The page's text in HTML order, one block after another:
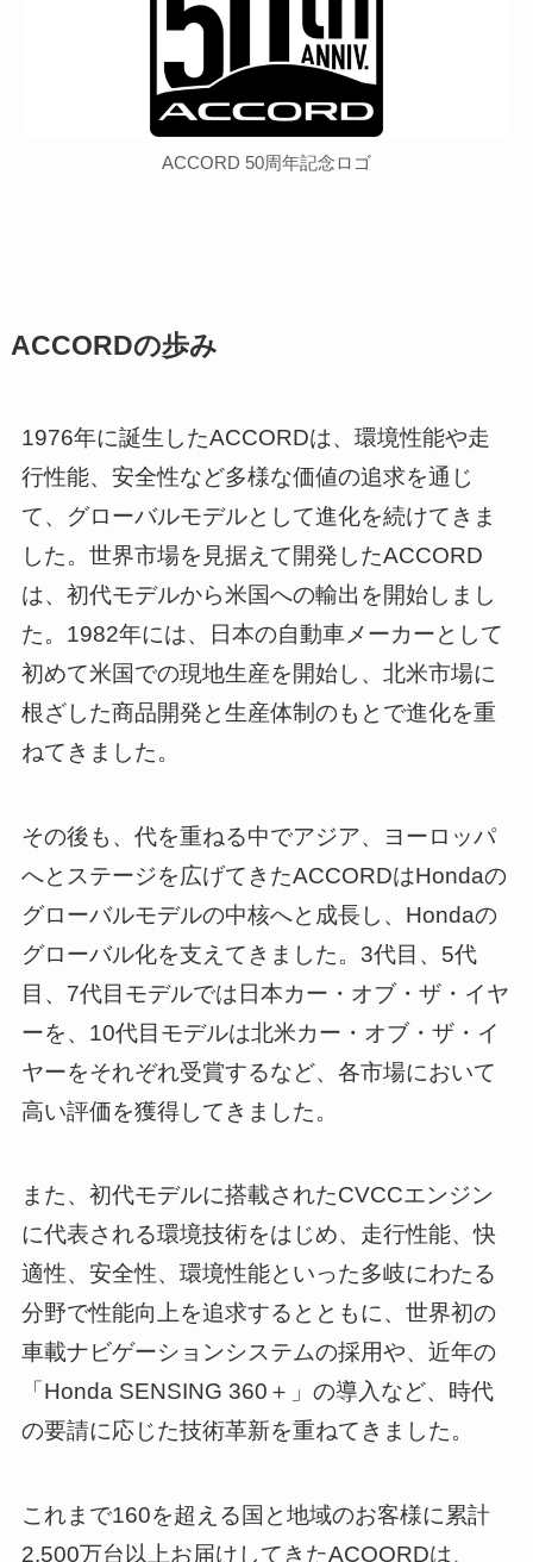
ACCORD 50周年記念ロゴ
ACCORDの歩み
1976年に誕生したACCORDは、環境性能や走
行性能、安全性など多様な価値の追求を通じ
て、グローバルモデルとして進化を続けてきま
した。世界市場を見据えて開発したACCORD
は、初代モデルから米国への輸出を開始しまし
た。1982年には、日本の自動車メーカーとして
初めて米国での現地生産を開始し、北米市場に
根ざした商品開発と生産体制のもとで進化を重
ねてきました。
その後も、代を重ねる中でアジア、ヨーロッパ
へとステージを広げてきたACCORDはHondaの
グローバルモデルの中核へと成長し、Hondaの
グローバル化を支えてきました。3代目、5代
目、7代目モデルでは日本カー・オブ・ザ・イヤ
ーを、10代目モデルは北米カー・オブ・ザ・イ
ヤーをそれぞれ受賞するなど、各市場において
高い評価を獲得してきました。
また、初代モデルに搭載されたCVCCエンジン
に代表される環境技術をはじめ、走行性能、快
適性、安全性、環境性能といった多岐にわたる
分野で性能向上を追求するとともに、世界初の
車載ナビゲーションシステムの採用や、近年の
「Honda SENSING 360＋」の導入など、時代
の要請に応じた技術革新を重ねてきました。
これまで160を超える国と地域のお客様に累計
2,500万台以上お届けしてきたACOORDは、